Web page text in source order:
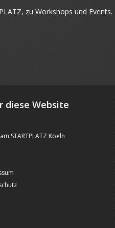
zu Workshops und Events.
diese Website
STARTPLATZ Koeln